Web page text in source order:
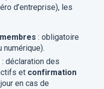
d’entreprise), les
: obligatoire
numérique).
: déclaration des
et confirmation
en cas de